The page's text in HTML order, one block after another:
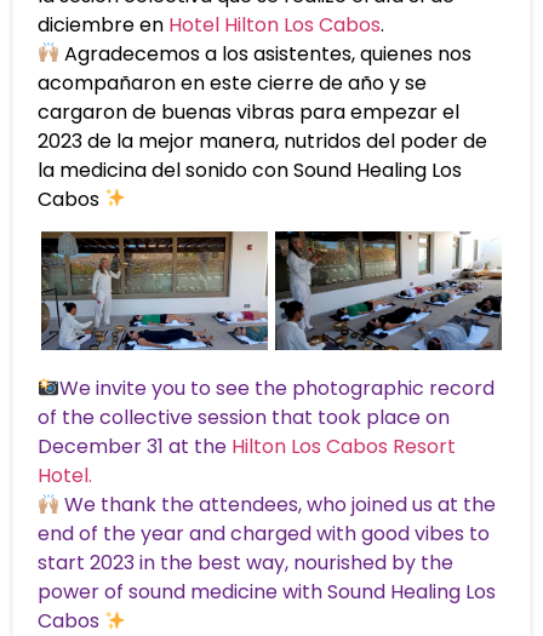
diciembre en Hotel Hilton Los Cabos.
Agradecemos a los asistentes, quienes nos
acompañaron en este cierre de año y se
cargaron de buenas vibras para empezar el
2023 de la mejor manera, nutridos del poder de
la medicina del sonido con Sound Healing Los
Cabos
We invite you to see the photographic record
of the collective session that took place on
December 31 at the Hilton Los Cabos Resort
Hotel.
We thank the attendees, who joined us at the
end of the year and charged with good vibes to
start 2023 in the best way, nourished by the
power of sound medicine with Sound Healing Los
Cabos